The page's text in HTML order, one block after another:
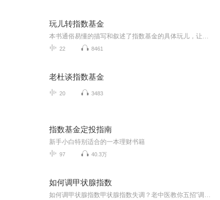
玩儿转指数基金
22 8461
老杜谈指数基金
20 3483
指数基金定投指南
新手小白特别适合的一本理财书籍
97 40.3万
如何调甲状腺指数